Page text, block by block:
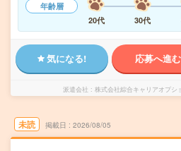
年齢層
20代
30代
気になる! 応募へ進む
派遣会社 株式会社綜合キャリアオプシ
未読 掲載日 2026/08/05